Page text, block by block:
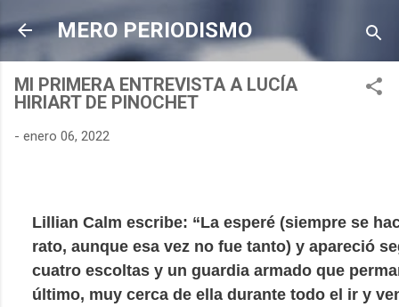
Ir al contenido principal
MERO PERIODISMO
MI PRIMERA ENTREVISTA A LUCÍA
HIRIART DE PINOCHET
- enero 06, 2022
Lillian Calm escribe: “La esperé (siempre se
rato, aunque esa vez no fue tanto) y apareció
cuatro escoltas y un guardia armado que
último, muy cerca de ella durante todo el ir y